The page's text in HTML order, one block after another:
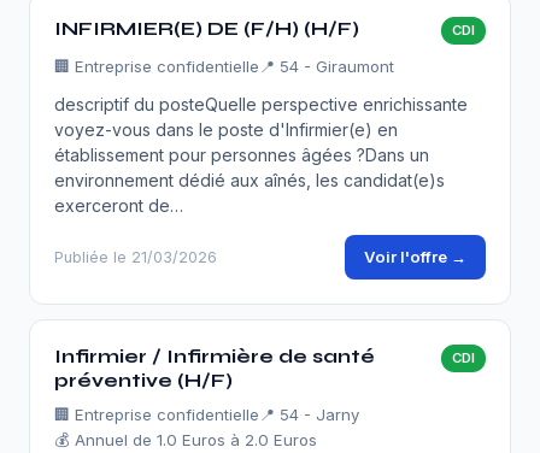
INFIRMIER(E) DE (F/H) (H/F) CDI
🏢 Entreprise confidentielle 📍 54 - Giraumont
descriptif du posteQuelle perspective enrichissante
voyez-vous dans le poste d'Infirmier(e) en
établissement pour personnes âgées ?Dans un
environnement dédié aux aînés, les candidat(e)s
exerceront de…
Publiée le 21/03/2026 Voir l'offre →
Infirmier / Infirmière de santé
préventive (H/F)
CDI
🏢 Entreprise confidentielle 📍 54 - Jarny
💰 Annuel de 1.0 Euros à 2.0 Euros